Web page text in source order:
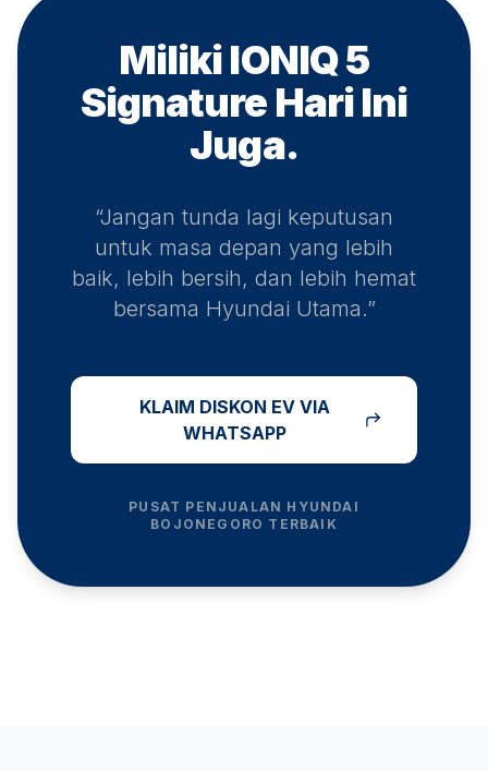
Miliki IONIQ 5
Signature Hari Ini
Juga.
“Jangan tunda lagi keputusan
untuk masa depan yang lebih
baik, lebih bersih, dan lebih hemat
bersama Hyundai Utama.”
KLAIM DISKON EV VIA
WHATSAPP
PUSAT PENJUALAN HYUNDAI
BOJONEGORO TERBAIK